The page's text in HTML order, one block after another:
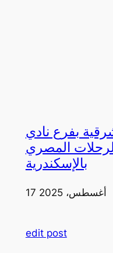
بفرع نادي
المصري
بالإسكندرية
17 أغسطس، 2025
edit post